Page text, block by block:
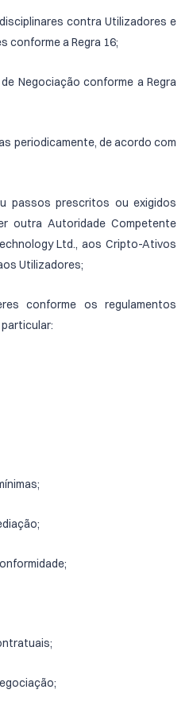
contra Utilizadores e
conforme a Regra 16;
Negociação conforme a Regra
periodicamente, de acordo com
passos prescritos ou exigidos
outra Autoridade Competente
Ltd., aos Cripto-Ativos
Utilizadores;
conforme os regulamentos